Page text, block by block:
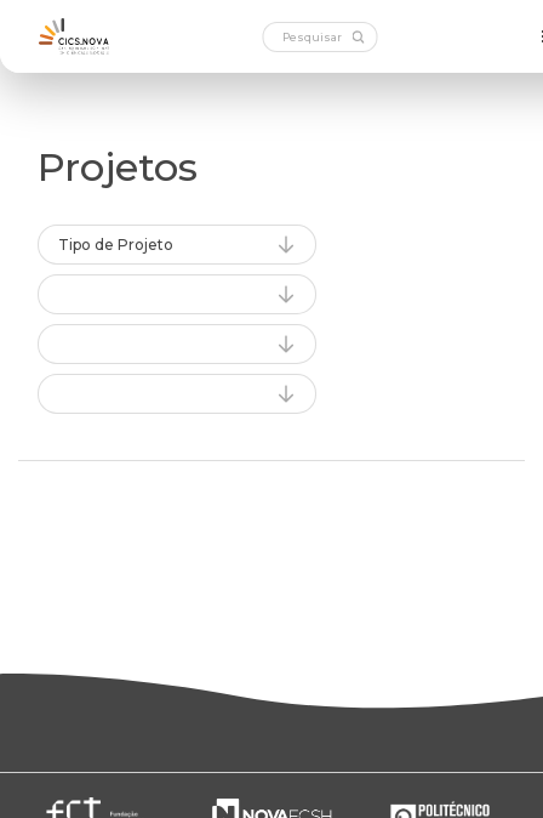
Projetos
Tipo de Projeto